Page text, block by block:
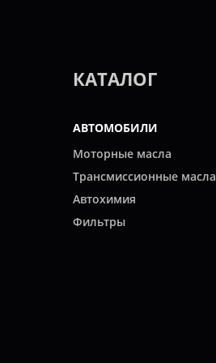
КАТАЛОГ
АВТОМОБИЛИ
Моторные масла
Трансмиссионные масла
Автохимия
Фильтры